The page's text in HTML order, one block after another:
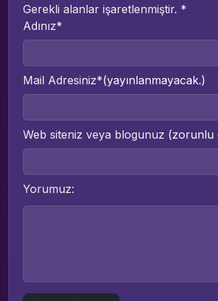
Gerekli alanlar işaretlenmiştir. *
Adınız*
Mail Adresiniz*(yayınlanmayacak.)
Web siteniz veya blogunuz (zorunlu
Yorumuz: